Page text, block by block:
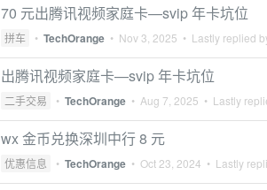
70 元出腾讯视频家庭卡—svip 年卡坑位
拼车 • TechOrange • Nov 3, 2025 • Lastly replied
出腾讯视频家庭卡—svip 年卡坑位
二手交易 • TechOrange • Aug 7, 2025 • Lastly
wx 金币兑换深圳中行 8 元
优惠信息 • TechOrange • Oct 23, 2024 • Lastly